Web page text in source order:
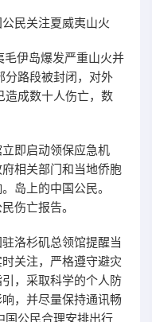
民关注夏威夷山火
伊岛爆发严重山火并
分路段被封闭，对外
造成数十人伤亡，数
即启动领保应急机
相关部门和当地侨胞
岛上的中国公民。
伤亡报告。
洛杉矶总领馆提醒当
关注，严格遵守避灾
，采取科学的个人防
，并尽量保持通讯畅
国公民合理安排出行